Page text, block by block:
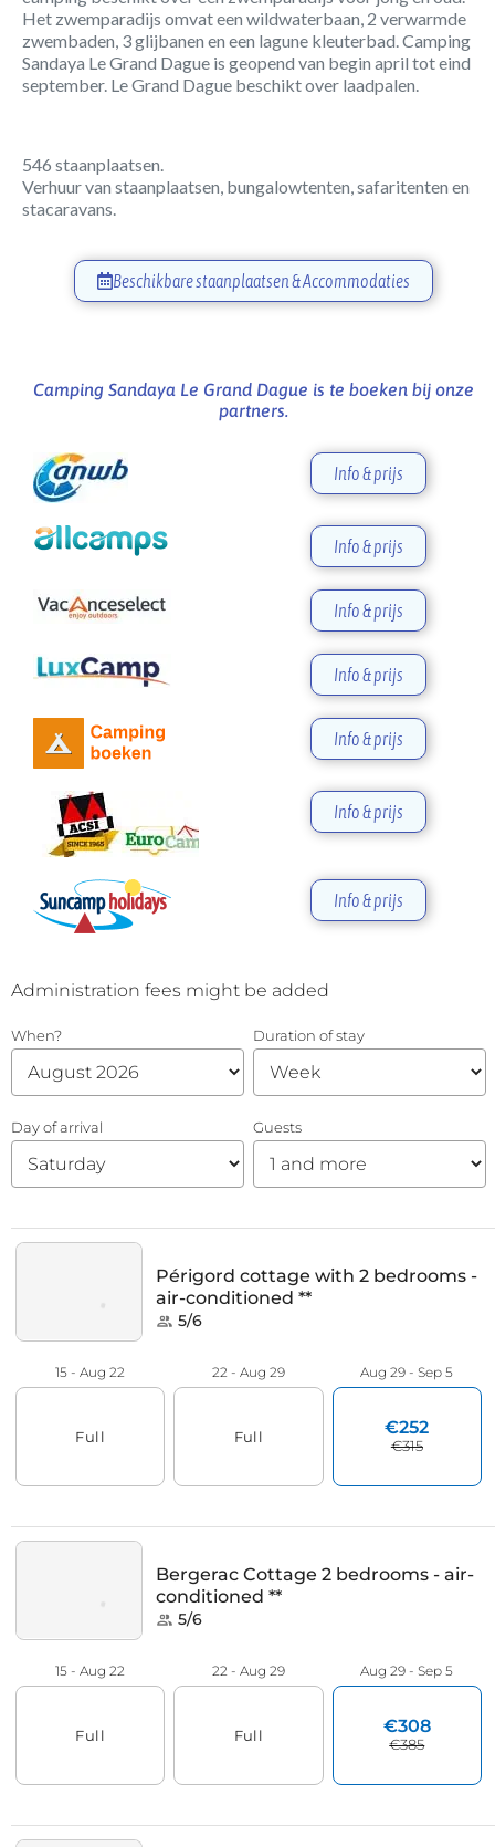
Het zwemparadijs omvat een wildwaterbaan, 2 verwarmde
zwembaden, 3 glijbanen en een lagune kleuterbad. Camping
Sandaya Le Grand Dague is geopend van begin april tot eind
september. Le Grand Dague beschikt over laadpalen.
546 staanplaatsen.
Verhuur van staanplaatsen, bungalowtenten, safaritenten en
stacaravans.
Beschikbare staanplaatsen & Accommodaties
Camping Sandaya Le Grand Dague is te boeken bij onze
partners.
Info & prijs
Info & prijs
Info & prijs
Info & prijs
Info & prijs
Info & prijs
Info & prijs